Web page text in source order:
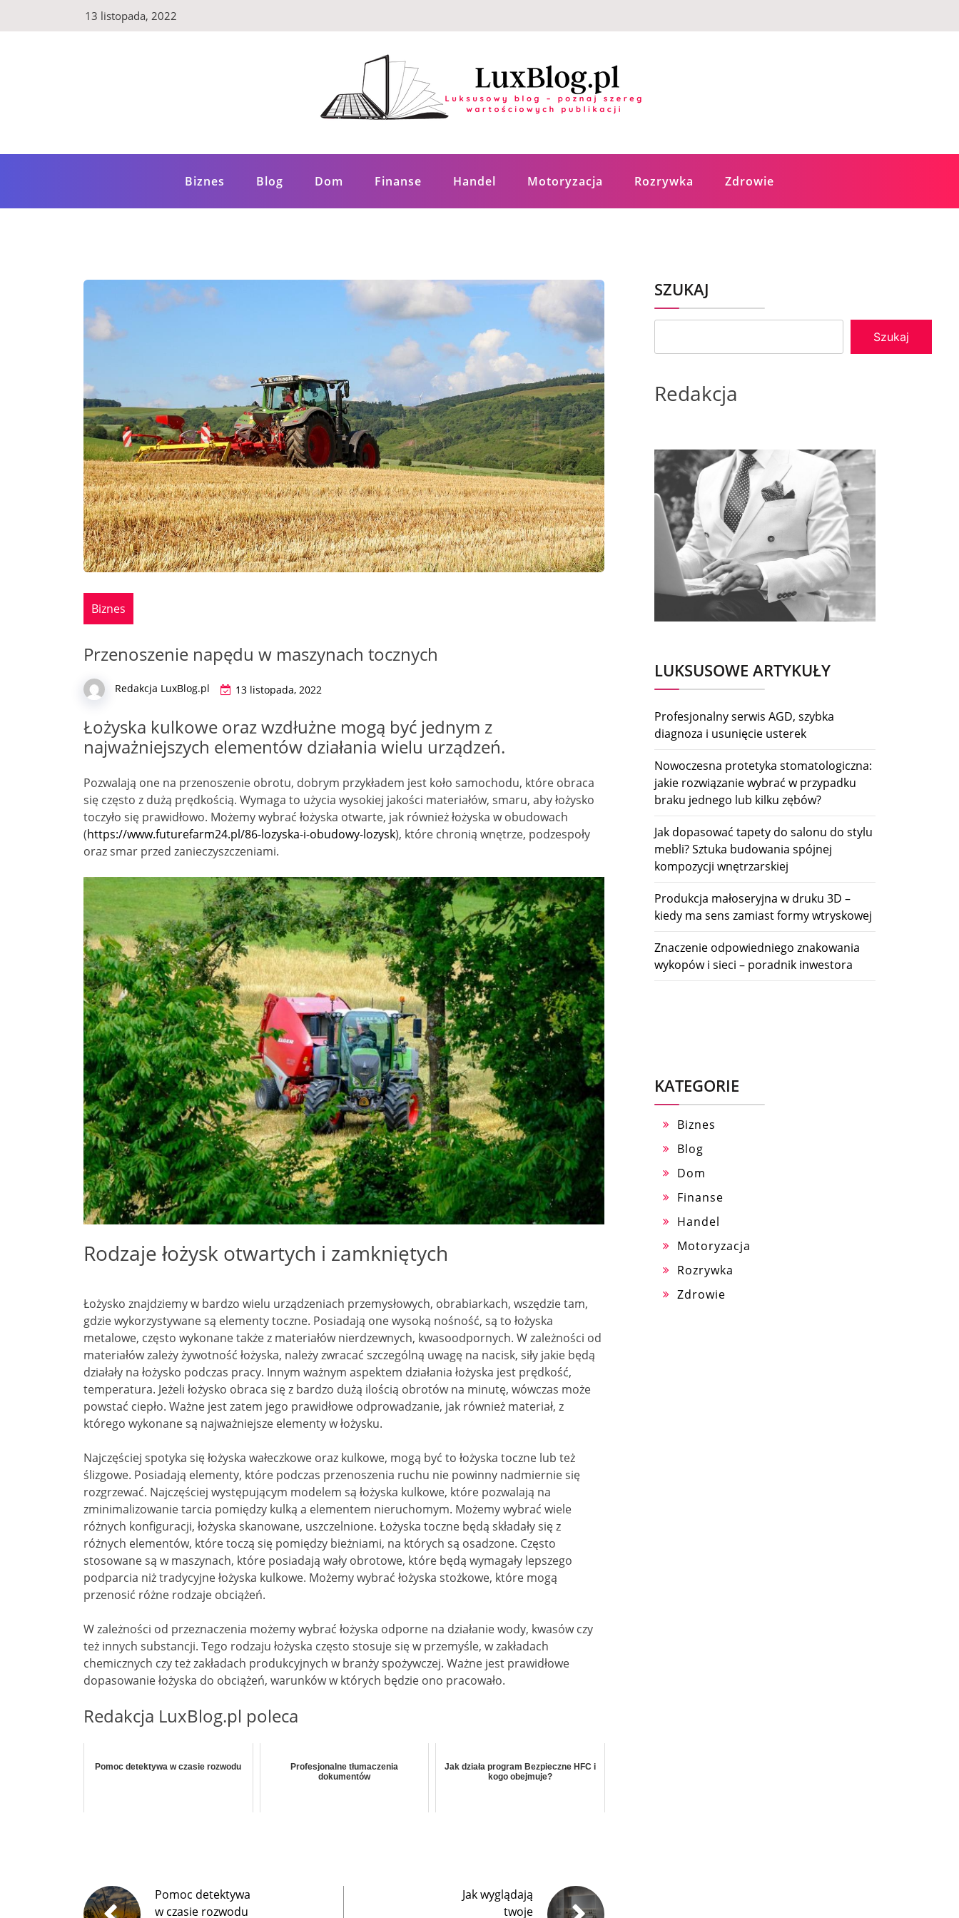
13 listopada, 2022
LuxBlog.pl
Biznes Blog Dom Finanse Handel Motoryzacja Rozrywka Zdrowie
Biznes
Przenoszenie napędu w maszynach tocznych
Redakcja LuxBlog.pl 13 listopada, 2022
Łożyska kulkowe oraz wzdłużne mogą być jednym z
najważniejszych elementów działania wielu urządzeń.
Pozwalają one na przenoszenie obrotu, dobrym przykładem jest koło samochodu, które obraca
się często z dużą prędkością. Wymaga to użycia wysokiej jakości materiałów, smaru, aby łożysko
toczyło się prawidłowo. Możemy wybrać łożyska otwarte, jak również łożyska w obudowach
(https://www.futurefarm24.pl/86-lozyska-i-obudowy-lozysk), które chronią wnętrze, podzespoły
oraz smar przed zanieczyszczeniami.
Rodzaje łożysk otwartych i zamkniętych
Łożysko znajdziemy w bardzo wielu urządzeniach przemysłowych, obrabiarkach, wszędzie tam,
gdzie wykorzystywane są elementy toczne. Posiadają one wysoką nośność, są to łożyska
metalowe, często wykonane także z materiałów nierdzewnych, kwasoodpornych. W zależności od
materiałów zależy żywotność łożyska, należy zwracać szczególną uwagę na nacisk, siły jakie będą
działały na łożysko podczas pracy. Innym ważnym aspektem działania łożyska jest prędkość,
temperatura. Jeżeli łożysko obraca się z bardzo dużą ilością obrotów na minutę, wówczas może
powstać ciepło. Ważne jest zatem jego prawidłowe odprowadzanie, jak również materiał, z
którego wykonane są najważniejsze elementy w łożysku.
Najczęściej spotyka się łożyska wałeczkowe oraz kulkowe, mogą być to łożyska toczne lub też
ślizgowe. Posiadają elementy, które podczas przenoszenia ruchu nie powinny nadmiernie się
rozgrzewać. Najczęściej występującym modelem są łożyska kulkowe, które pozwalają na
zminimalizowanie tarcia pomiędzy kulką a elementem nieruchomym. Możemy wybrać wiele
różnych konfiguracji, łożyska skanowane, uszczelnione. Łożyska toczne będą składały się z
różnych elementów, które toczą się pomiędzy bieżniami, na których są osadzone. Często
stosowane są w maszynach, które posiadają wały obrotowe, które będą wymagały lepszego
podparcia niż tradycyjne łożyska kulkowe. Możemy wybrać łożyska stożkowe, które mogą
przenosić różne rodzaje obciążeń.
W zależności od przeznaczenia możemy wybrać łożyska odporne na działanie wody, kwasów czy
też innych substancji. Tego rodzaju łożyska często stosuje się w przemyśle, w zakładach
chemicznych czy też zakładach produkcyjnych w branży spożywczej. Ważne jest prawidłowe
dopasowanie łożyska do obciążeń, warunków w których będzie ono pracowało.
Redakcja LuxBlog.pl poleca
Pomoc detektywa w czasie rozwodu
Profesjonalne tłumaczenia
dokumentów
Jak działa program Bezpieczne HFC i
kogo obejmuje?
Pomoc detektywa
w czasie rozwodu
Jak wyglądają
twoje
SZUKAJ
Szukaj
Redakcja
LUKSUSOWE ARTYKUŁY
Profesjonalny serwis AGD, szybka
diagnoza i usunięcie usterek
Nowoczesna protetyka stomatologiczna:
jakie rozwiązanie wybrać w przypadku
braku jednego lub kilku zębów?
Jak dopasować tapety do salonu do stylu
mebli? Sztuka budowania spójnej
kompozycji wnętrzarskiej
Produkcja małoseryjna w druku 3D –
kiedy ma sens zamiast formy wtryskowej
Znaczenie odpowiedniego znakowania
wykopów i sieci – poradnik inwestora
KATEGORIE
Biznes
Blog
Dom
Finanse
Handel
Motoryzacja
Rozrywka
Zdrowie